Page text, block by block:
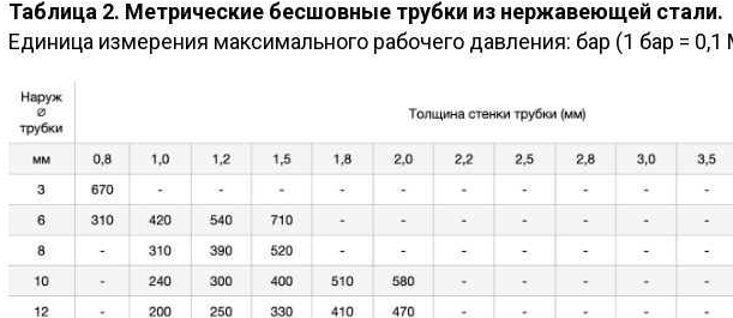
Таблица 2. Метрические бесшовные трубки из нержавеющей стали.
Единица измерения максимального рабочего давления: бар (1 бар =